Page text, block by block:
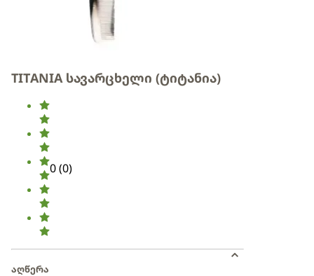
TITANIA სავარცხელი (ტიტანია)
0(0)
აღწერა